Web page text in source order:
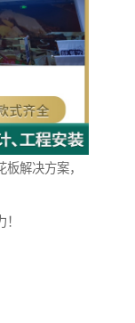
解决方案，